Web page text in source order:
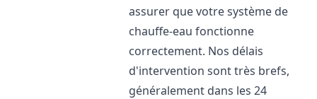
assurer que votre système de
chauffe-eau fonctionne
correctement. Nos délais
d'intervention sont très brefs,
généralement dans les 24